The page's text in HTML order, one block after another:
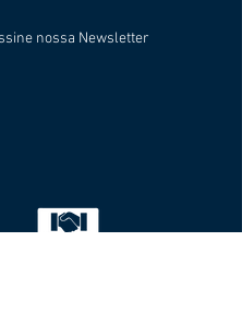
nossa Newsletter